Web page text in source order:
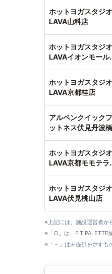
ホットヨガスタジオ
LAVA山科店
ホットヨガスタジオ
LAVAイオンモール
ホットヨガスタジオ
LAVA京都桂店
アルペンクイック
ットネス伏見丹波
ホットヨガスタジオ
LAVA京都モモテラ
ホットヨガスタジオ
LAVA伏見桃山店
※上記には、施設運営者か
※「○」は、FIT PALETTE
※「－」は未提供を示すも